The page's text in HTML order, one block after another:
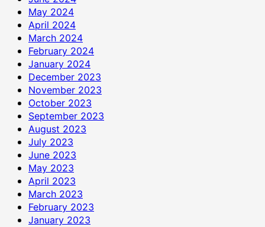
May 2024
April 2024
March 2024
February 2024
January 2024
December 2023
November 2023
October 2023
September 2023
August 2023
July 2023
June 2023
May 2023
April 2023
March 2023
February 2023
January 2023